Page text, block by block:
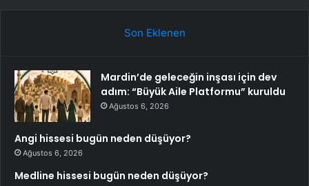
Son Eklenen
Mardin’de geleceğin inşası için dev
adım: “Büyük Aile Platformu” kuruldu
Ağustos 6, 2026
Angi hissesi bugün neden düşüyor?
Ağustos 6, 2026
Medline hissesi bugün neden düşüyor?